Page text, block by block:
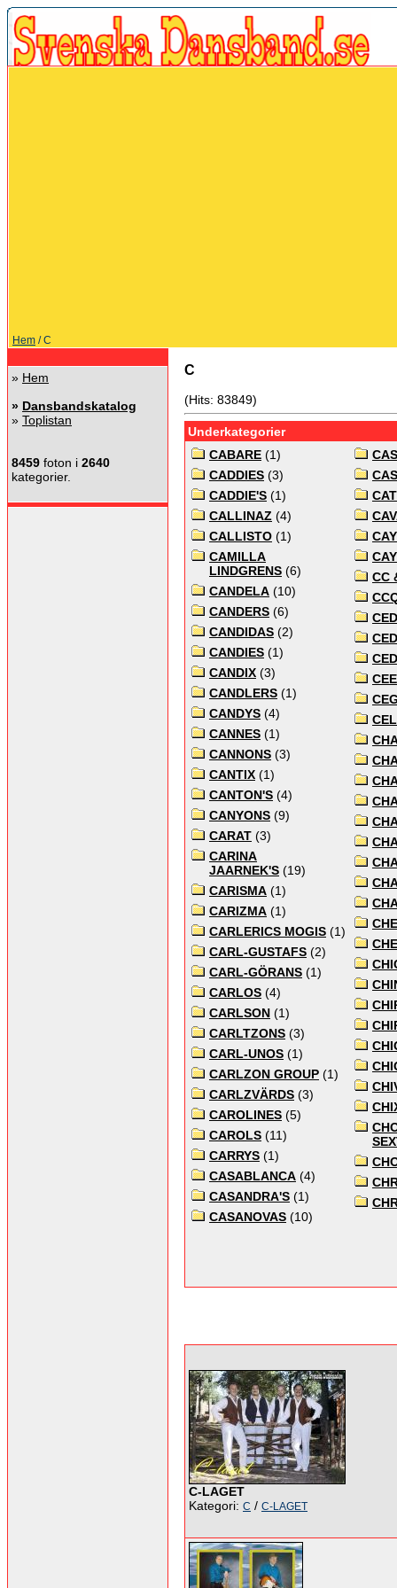
Hem / C
» Hem
» Dansbandskatalog
» Toplistan
8459 foton i 2640
kategorier.
C
(Hits: 83849)
Underkategorier
CABARE (1)
CADDIES (3)
CADDIE'S (1)
CALLINAZ (4)
CALLISTO (1)
CAMILLA
LINDGRENS (6)
CANDELA (10)
CANDERS (6)
CANDIDAS (2)
CANDIES (1)
CANDIX (3)
CANDLERS (1)
CANDYS (4)
CANNES (1)
CANNONS (3)
CANTIX (1)
CANTON'S (4)
CANYONS (9)
CARAT (3)
CARINA
JAARNEK'S (19)
CARISMA (1)
CARIZMA (1)
CARLERICS MOGIS (1)
CARL-GUSTAFS (2)
CARL-GÖRANS (1)
CARLOS (4)
CARLSON (1)
CARLTZONS (3)
CARL-UNOS (1)
CARLZON GROUP (1)
CARLZVÄRDS (3)
CAROLINES (5)
CAROLS (11)
CARRYS (1)
CASABLANCA (4)
CASANDRA'S (1)
CASANOVAS (10)
CC
C-LAGET
Kategori: C / C-LAGET